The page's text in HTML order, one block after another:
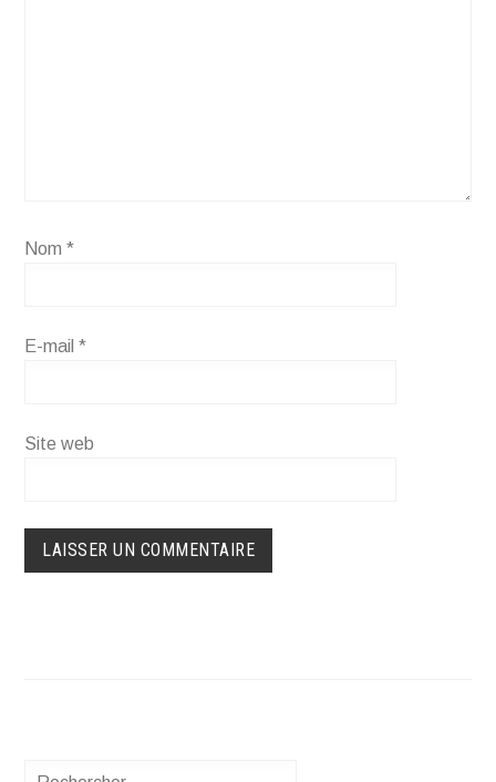
Nom*
E-mail*
Site web
Rechercher :